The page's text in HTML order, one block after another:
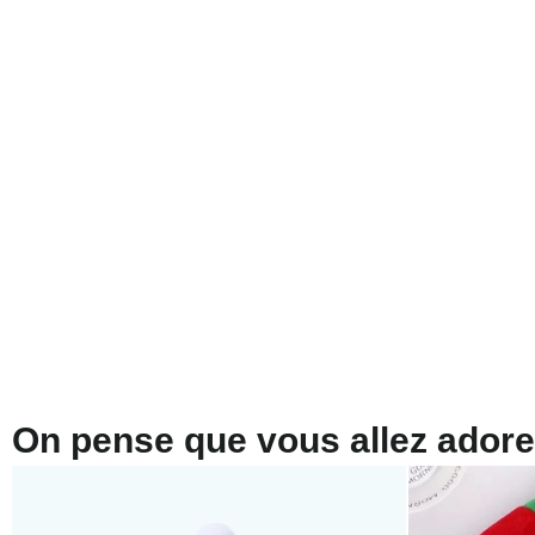
On pense que vous allez